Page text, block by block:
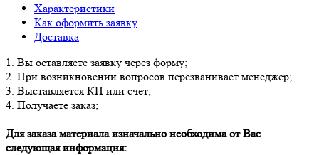
Характеристики
Как оформить заявку
Доставка
1. Вы оставляете заявку через форму;
2. При возникновении вопросов перезванивает менеджер;
3. Выставляется КП или счет;
4. Получаете заказ;
Для заказа материала изначально необходима от Вас
следующая информация: